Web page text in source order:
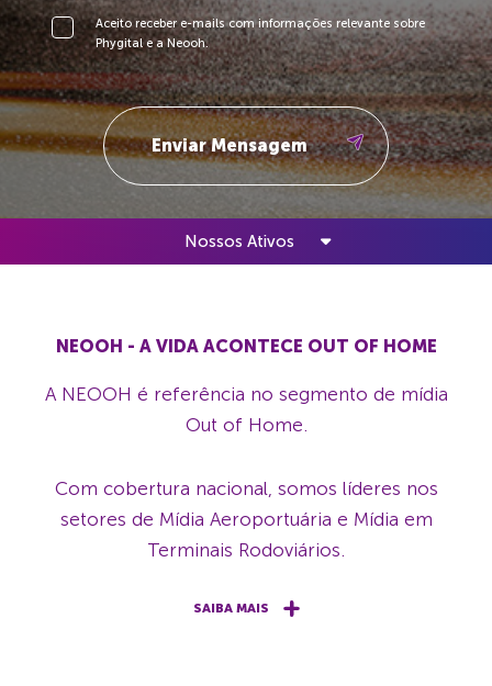
Aceito receber e-mails com informações relevante sobre
Phygital e a Neooh.
Nossos Ativos
NEOOH - A VIDA ACONTECE OUT OF HOME
A NEOOH é referência no segmento de mídia
Out of Home.
Com cobertura nacional, somos líderes nos
setores de Mídia Aeroportuária e Mídia em
Terminais Rodoviários.
SAIBA MAIS